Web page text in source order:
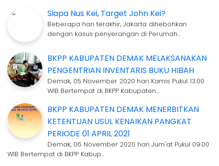
Siapa Nus Kei, Target John Kei?
Beberapa hari terakhir, Jakarta dihebohkan
dengan kasus penyerangan di Perumah…
BKPP KABUPATEN DEMAK MELAKSANAKAN
PENGENTRIAN INVENTARIS BUKU HIBAH
Demak, 05 November 2020 hari Kamis Pukul 13.00
WIB Bertempat di BKPP Kabupaten…
BKPP KABUPATEN DEMAK MENERBITKAN
KETENTUAN USUL KENAIKAN PANGKAT
PERIODE 01 APRIL 2021
Demak, 06 November 2020 hari Jum'at Pukul 09.00
WIB Bertempat di BKPP Kabup…